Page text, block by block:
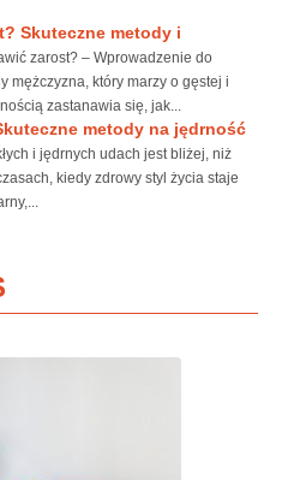
Skuteczne metody i
zarost? – Wprowadzenie do
mężczyzna, który marzy o gęstej i
zastanawia się, jak...
metody na jędrność
i jędrnych udach jest bliżej, niż
kiedy zdrowy styl życia staje